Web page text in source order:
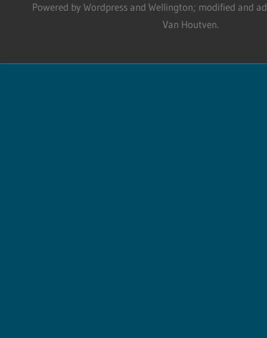
Powered by Wordpress and Wellington; modified and
Van Houtven.